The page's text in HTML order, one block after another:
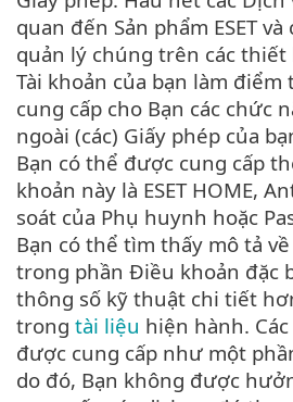
quan đến Sản phẩm ESET
quản lý chúng trên các
Tài khoản của bạn làm
cung cấp cho Bạn các chức
ngoài (các) Giấy phép của
Bạn có thể được cung cấp
khoản này là ESET HOME,
soát của Phụ huynh hoặc
Bạn có thể tìm thấy mô tả
trong phần Điều khoản đặc
thông số kỹ thuật chi tiết
trong tài liệu hiện hành.
được cung cấp như một
do đó, Bạn không được